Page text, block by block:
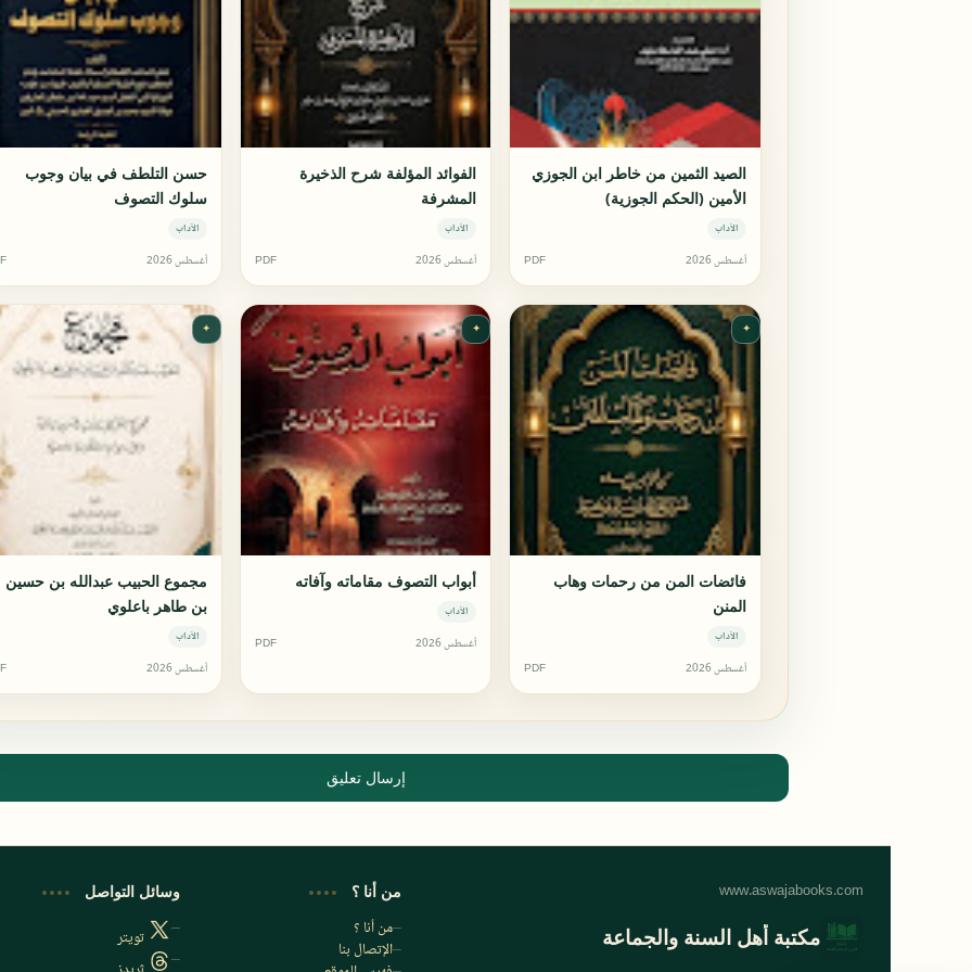
الصيد الثمين من خاطر ابن الجوزي
الأمين (الحكم الجوزية)
الآداب
أغسطس 2026 PDF
الفوائد المؤلفة شرح الذخيرة
المشرفة
الآداب
أغسطس 2026 PDF
حسن التلطف في بيان وجوب
سلوك التصوف
الآداب
أغسطس 2026
✦
فائضات المن من رحمات وهاب
المنن
الآداب
أغسطس 2026 PDF
✦
أبواب التصوف مقاماته وآفاته
الآداب
أغسطس 2026 PDF
✦
مجموع الحبيب عبدالله بن حسين
بن طاهر باعلوي
الآداب
أغسطس 2026
إرسال تعليق
مكتبة أهل السنة والجماعة
من أنا ؟
من أنا ؟
الإتصال بنا
وسائل التواصل
تويتر